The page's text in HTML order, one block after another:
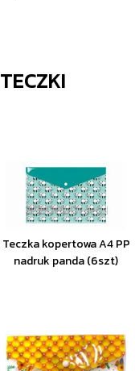
TECZKI
Teczka kopertowa A4 PP
nadruk panda (6szt)